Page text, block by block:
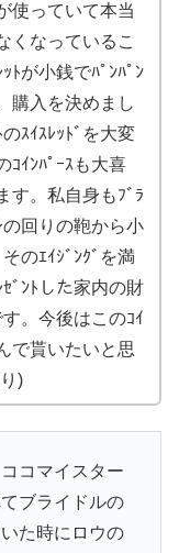
使っていて本当
くなっているこ
ﾄが小銭でﾊﾟﾝﾊﾟﾝ
購入を決めまし
ｽｲｽﾚｯﾄﾞを大変
ｺｲﾝﾊﾟｰｽも大喜
す。私自身もﾌﾞﾗ
の回りの鞄から小
のｴｲｼﾞﾝｸﾞを満
ﾞﾝﾄした家内の財
す。今後はこのｺｲ
で貰いたいと思
)
コマイスター
ブライドルの
た時にロウの